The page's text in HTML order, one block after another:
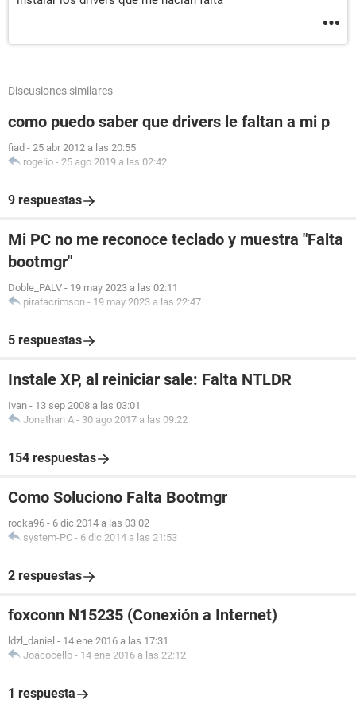
Discusiones similares
como puedo saber que drivers le faltan a mi p
fiad - 25 abr 2012 a las 20:55
rogelio - 25 ago 2019 a las 02:42
9 respuestas
Mi PC no me reconoce teclado y muestra "Falta
bootmgr"
Doble_PALV - 19 may 2023 a las 02:11
piratacrimson - 19 may 2023 a las 22:47
5 respuestas
Instale XP, al reiniciar sale: Falta NTLDR
Ivan - 13 sep 2008 a las 03:01
Jonathan A - 30 ago 2017 a las 09:22
154 respuestas
Como Soluciono Falta Bootmgr
rocka96 - 6 dic 2014 a las 03:02
system-PC - 6 dic 2014 a las 21:53
2 respuestas
foxconn N15235 (Conexión a Internet)
ldzl_daniel - 14 ene 2016 a las 17:31
Joacocello - 14 ene 2016 a las 22:12
1 respuesta